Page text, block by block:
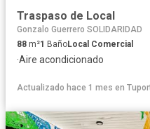
Traspaso de Local
Gonzalo Guerrero SOLIDARIDAD
88 m²1 BañoLocal Comercial
·Aire acondicionado
Actualizado hace 1 mes en